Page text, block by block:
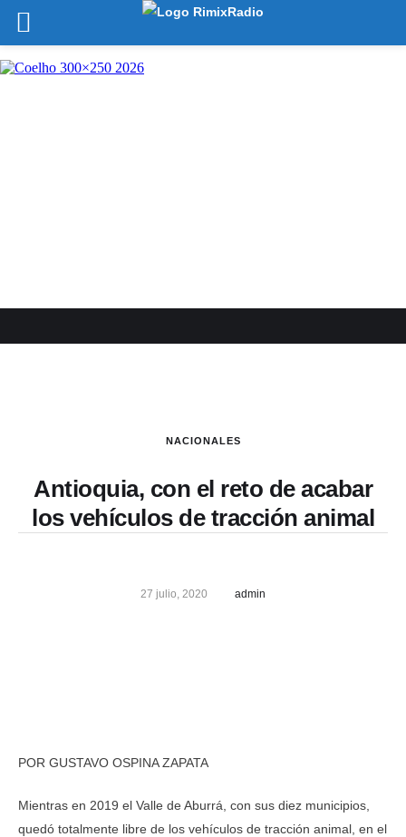
NACIONALES
Antioquia, con el reto de acabar
los vehículos de tracción animal
27 julio, 2020 admin
POR GUSTAVO OSPINA ZAPATA
Mientras en 2019 el Valle de Aburrá, con sus diez municipios,
quedó totalmente libre de los vehículos de tracción animal, en el